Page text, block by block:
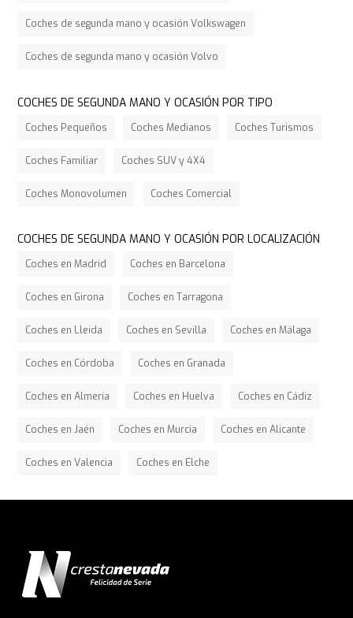
Coches de segunda mano y ocasión Volkswagen
Coches de segunda mano y ocasión Volvo
COCHES DE SEGUNDA MANO Y OCASIÓN POR TIPO
Coches Pequeños Coches Medianos Coches Turismos
Coches Familiar Coches SUV y 4X4
Coches Monovolumen Coches Comercial
COCHES DE SEGUNDA MANO Y OCASIÓN POR LOCALIZACIÓN
Coches en Madrid Coches en Barcelona
Coches en Girona Coches en Tarragona
Coches en Lleida Coches en Sevilla Coches en Málaga
Coches en Córdoba Coches en Granada
Coches en Almería Coches en Huelva Coches en Cádiz
Coches en Jaén Coches en Murcia Coches en Alicante
Coches en Valencia Coches en Elche